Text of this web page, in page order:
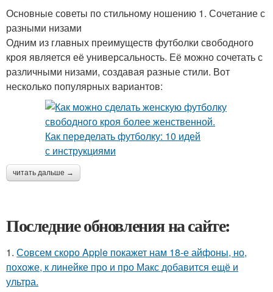
Основные советы по стильному ношению 1. Сочетание с
разными низами
Одним из главных преимуществ футболки свободного
кроя является её универсальность. Её можно сочетать с
различными низами, создавая разные стили. Вот
несколько популярных вариантов:
читать дальше →
Последние обновления на сайте:
1. Совсем скоро Apple покажет нам 18-е айфоны, но,
похоже, к линейке про и про Макс добавится ещё и
ультра.